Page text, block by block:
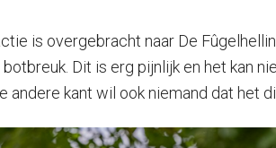
is overgebracht naar De
Dit is erg pijnlijk en het kan
andere kant wil ook niemand dat het